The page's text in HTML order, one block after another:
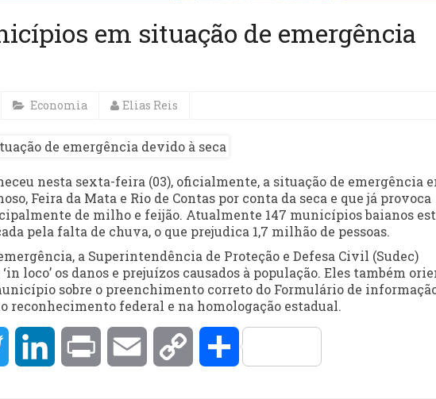
em situação de emergência
Economia Elias Reis
nesta sexta-feira (03), oficialmente, a situação de emergência
Feira da Mata e Rio de Contas por conta da seca e que já provoca
de milho e feijão. Atualmente 147 municípios baianos
pela falta de chuva, o que prejudica 1,7 milhão de pessoas.
a Superintendência de Proteção e Defesa Civil (Sudec)
loco’ os danos e prejuízos causados à população. Eles também
sobre o preenchimento correto do Formulário de
reconhecimento federal e na homologação estadual.
Twitter LinkedInPrint Email Copy Compartilhar